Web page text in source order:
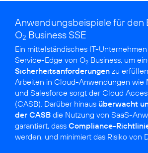
Anwendungsbeispiele für den
O2 Business SSE
Ein mittelständisches IT-
Service-Edge von O2 Business, um
Sicherheitsanforderungen zu
Arbeiten in Cloud-Anwendungen wie
und Salesforce sorgt der Cloud
(CASB). Darüber hinaus überwacht
der CASB die Nutzung von SaaS-
garantiert, dass Compliance-
werden, und minimiert das Risiko von